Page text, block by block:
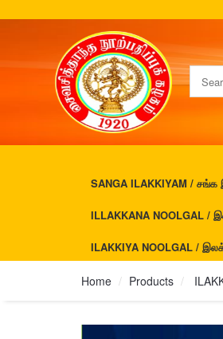
SANGA ILAKKIYAM /
ILLAKKANA NOOLGAL
ILAKKIYA NOOLGAL /
Home Products